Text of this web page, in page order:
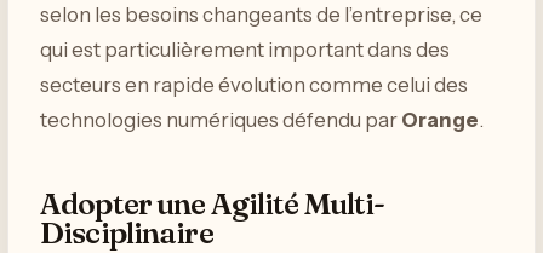
selon les besoins changeants de l’entreprise, ce
qui est particulièrement important dans des
secteurs en rapide évolution comme celui des
technologies numériques défendu par Orange.
Adopter une Agilité Multi-
Disciplinaire